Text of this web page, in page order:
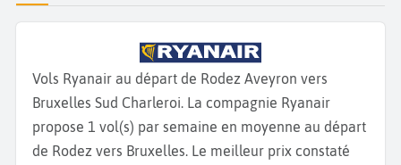
Vols Ryanair au départ de Rodez Aveyron vers
Bruxelles Sud Charleroi. La compagnie Ryanair
propose 1 vol(s) par semaine en moyenne au départ
de Rodez vers Bruxelles. Le meilleur prix constaté